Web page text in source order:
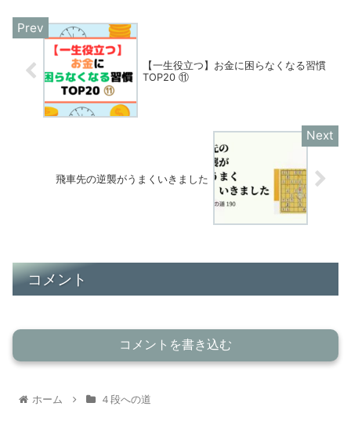
【一生役立つ】お金に困らなくなる習慣
TOP20 ⑪
飛車先の逆襲がうまくいきました
コメント
コメントを書き込む
ホーム ４段への道